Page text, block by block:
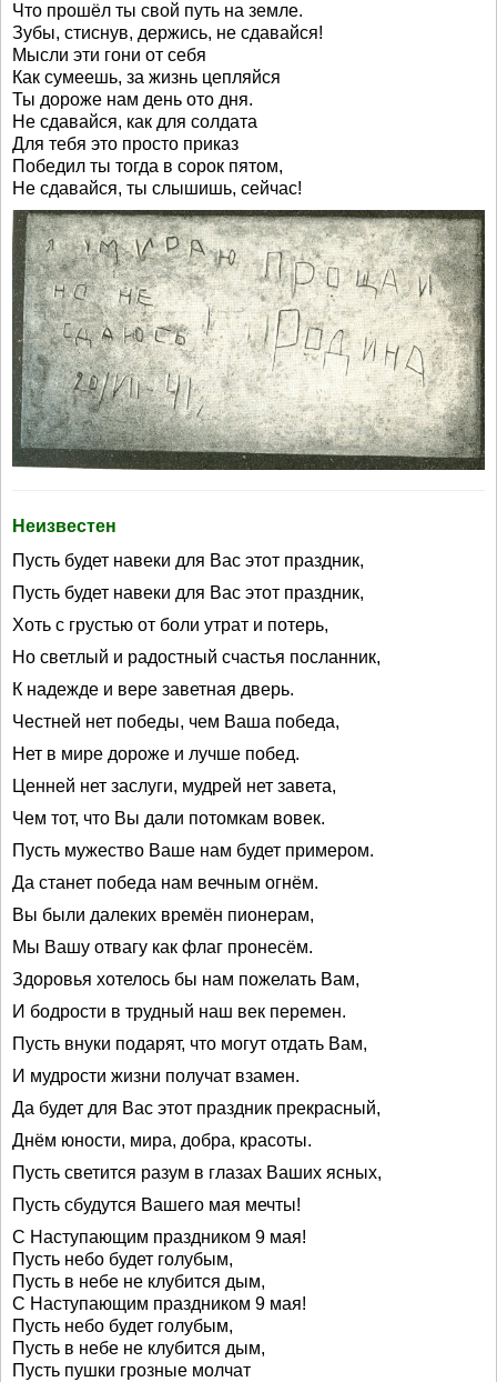
Что прошёл ты свой путь на земле.
Зубы, стиснув, держись, не сдавайся!
Мысли эти гони от себя
Как сумеешь, за жизнь цепляйся
Ты дороже нам день ото дня.
Не сдавайся, как для солдата
Для тебя это просто приказ
Победил ты тогда в сорок пятом,
Не сдавайся, ты слышишь, сейчас!
Неизвестен
Пусть будет навеки для Вас этот праздник,
Пусть будет навеки для Вас этот праздник,
Хоть с грустью от боли утрат и потерь,
Но светлый и радостный счастья посланник,
К надежде и вере заветная дверь.
Честней нет победы, чем Ваша победа,
Нет в мире дороже и лучше побед.
Ценней нет заслуги, мудрей нет завета,
Чем тот, что Вы дали потомкам вовек.
Пусть мужество Ваше нам будет примером.
Да станет победа нам вечным огнём.
Вы были далеких времён пионерам,
Мы Вашу отвагу как флаг пронесём.
Здоровья хотелось бы нам пожелать Вам,
И бодрости в трудный наш век перемен.
Пусть внуки подарят, что могут отдать Вам,
И мудрости жизни получат взамен.
Да будет для Вас этот праздник прекрасный,
Днём юности, мира, добра, красоты.
Пусть светится разум в глазах Ваших ясных,
Пусть сбудутся Вашего мая мечты!
C Наступающим праздником 9 мая!
Пусть небо будет голубым,
Пусть в небе не клубится дым,
C Наступающим праздником 9 мая!
Пусть небо будет голубым,
Пусть в небе не клубится дым,
Пусть пушки грозные молчат